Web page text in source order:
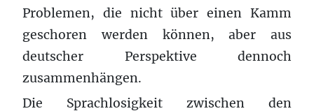
Problemen, die nicht über einen Kamm
geschoren werden können, aber aus
deutscher Perspektive dennoch
zusammenhängen.
Die Sprachlosigkeit zwischen den